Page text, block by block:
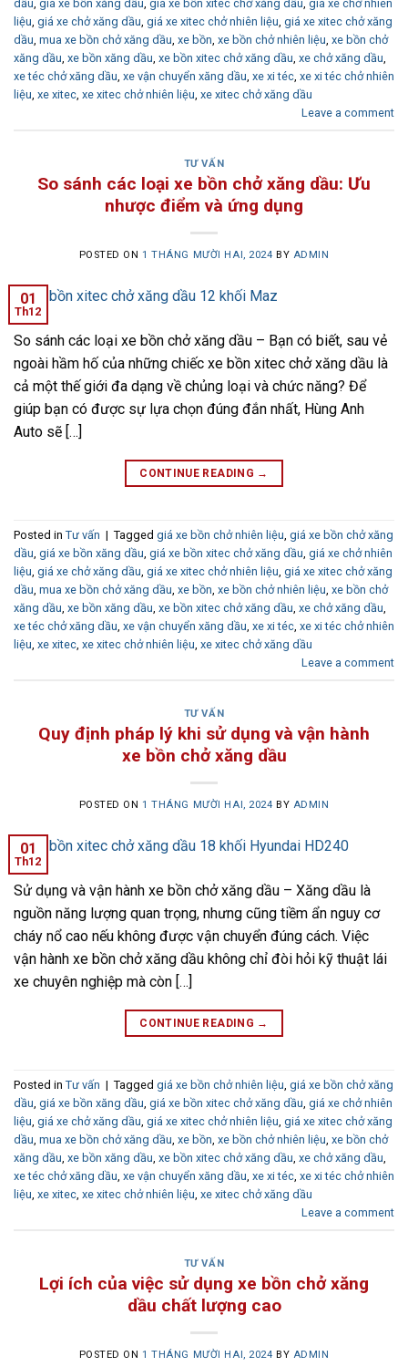
dầu, giá xe bồn xăng dầu, giá xe bồn xitec chở xăng dầu, giá xe chở nhiên
liệu, giá xe chở xăng dầu, giá xe xitec chở nhiên liệu, giá xe xitec chở xăng
dầu, mua xe bồn chở xăng dầu, xe bồn, xe bồn chở nhiên liệu, xe bồn chở
xăng dầu, xe bồn xăng dầu, xe bồn xitec chở xăng dầu, xe chở xăng dầu,
xe téc chở xăng dầu, xe vận chuyển xăng dầu, xe xi téc, xe xi téc chở nhiên
liệu, xe xitec, xe xitec chở nhiên liệu, xe xitec chở xăng dầu
Leave a comment
TƯ VẤN
So sánh các loại xe bồn chở xăng dầu: Ưu
nhược điểm và ứng dụng
POSTED ON1 THÁNG MƯỜI HAI, 2024 BY ADMIN
01
Th12
So sánh các loại xe bồn chở xăng dầu – Bạn có biết, sau vẻ
ngoài hầm hố của những chiếc xe bồn xitec chở xăng dầu là
cả một thế giới đa dạng về chủng loại và chức năng? Để
giúp bạn có được sự lựa chọn đúng đắn nhất, Hùng Anh
Auto sẽ […]
CONTINUE READING →
Posted in Tư vấn | Tagged giá xe bồn chở nhiên liệu, giá xe bồn chở xăng
dầu, giá xe bồn xăng dầu, giá xe bồn xitec chở xăng dầu, giá xe chở nhiên
liệu, giá xe chở xăng dầu, giá xe xitec chở nhiên liệu, giá xe xitec chở xăng
dầu, mua xe bồn chở xăng dầu, xe bồn, xe bồn chở nhiên liệu, xe bồn chở
xăng dầu, xe bồn xăng dầu, xe bồn xitec chở xăng dầu, xe chở xăng dầu,
xe téc chở xăng dầu, xe vận chuyển xăng dầu, xe xi téc, xe xi téc chở nhiên
liệu, xe xitec, xe xitec chở nhiên liệu, xe xitec chở xăng dầu
Leave a comment
TƯ VẤN
Quy định pháp lý khi sử dụng và vận hành
xe bồn chở xăng dầu
POSTED ON1 THÁNG MƯỜI HAI, 2024 BY ADMIN
01
Th12
Sử dụng và vận hành xe bồn chở xăng dầu – Xăng dầu là
nguồn năng lượng quan trọng, nhưng cũng tiềm ẩn nguy cơ
cháy nổ cao nếu không được vận chuyển đúng cách. Việc
vận hành xe bồn chở xăng dầu không chỉ đòi hỏi kỹ thuật lái
xe chuyên nghiệp mà còn […]
CONTINUE READING →
Posted in Tư vấn | Tagged giá xe bồn chở nhiên liệu, giá xe bồn chở xăng
dầu, giá xe bồn xăng dầu, giá xe bồn xitec chở xăng dầu, giá xe chở nhiên
liệu, giá xe chở xăng dầu, giá xe xitec chở nhiên liệu, giá xe xitec chở xăng
dầu, mua xe bồn chở xăng dầu, xe bồn, xe bồn chở nhiên liệu, xe bồn chở
xăng dầu, xe bồn xăng dầu, xe bồn xitec chở xăng dầu, xe chở xăng dầu,
xe téc chở xăng dầu, xe vận chuyển xăng dầu, xe xi téc, xe xi téc chở nhiên
liệu, xe xitec, xe xitec chở nhiên liệu, xe xitec chở xăng dầu
Leave a comment
TƯ VẤN
Lợi ích của việc sử dụng xe bồn chở xăng
dầu chất lượng cao
POSTED ON1 THÁNG MƯỜI HAI, 2024 BY ADMIN